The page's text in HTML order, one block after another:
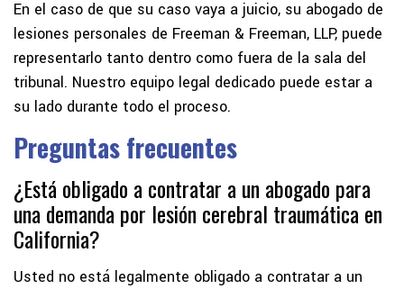
En el caso de que su caso vaya a juicio, su abogado de
lesiones personales de Freeman & Freeman, LLP, puede
representarlo tanto dentro como fuera de la sala del
tribunal. Nuestro equipo legal dedicado puede estar a
su lado durante todo el proceso.
Preguntas frecuentes
¿Está obligado a contratar a un abogado para
una demanda por lesión cerebral traumática en
California?
Usted no está legalmente obligado a contratar a un